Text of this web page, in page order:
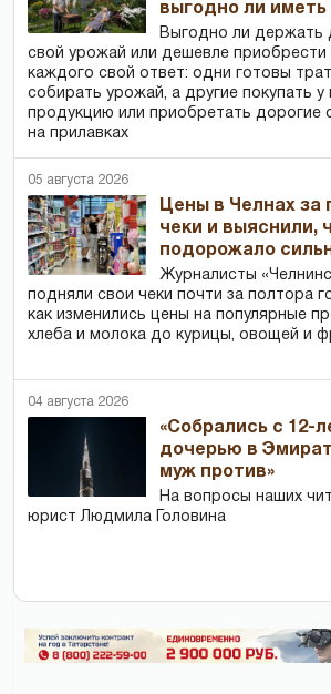
выгодно ли иметь
Выгодно ли держать
свой урожай или дешевле приобрести
каждого свой ответ: одни готовы
собирать урожай, а другие покупать у
продукцию или приобретать дорогие
на прилавках
05 августа 2026
Цены в Челнах за
чеки и выяснили,
подорожало
Журналисты
подняли свои чеки почти за полтора
как изменились цены на популярные
хлеба и молока до курицы, овощей и
04 августа 2026
«Собрались с 12-
дочерью в
муж против»
На вопросы наших
юрист Людмила Головина